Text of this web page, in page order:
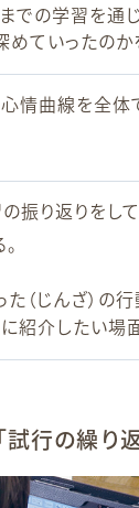
までの学習を通
めていったのか
情曲線を全体
振り返りをし
（じんざ）の
紹介したい場
行の繰り返